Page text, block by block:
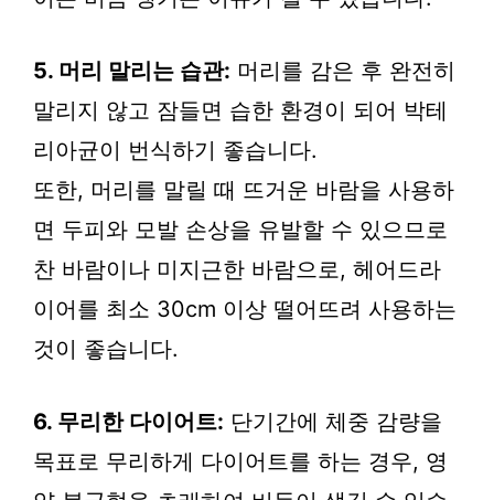
5. 머리 말리는 습관: 머리를 감은 후 완전히
말리지 않고 잠들면 습한 환경이 되어 박테
리아균이 번식하기 좋습니다.
또한, 머리를 말릴 때 뜨거운 바람을 사용하
면 두피와 모발 손상을 유발할 수 있으므로
찬 바람이나 미지근한 바람으로, 헤어드라
이어를 최소 30cm 이상 떨어뜨려 사용하는
것이 좋습니다.
6. 무리한 다이어트: 단기간에 체중 감량을
목표로 무리하게 다이어트를 하는 경우, 영